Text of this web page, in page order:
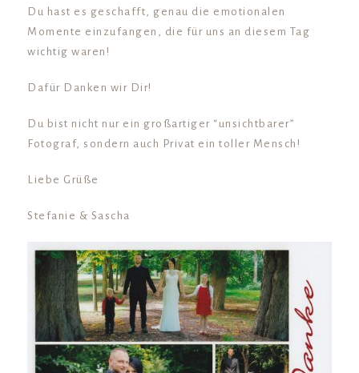
Du hast es geschafft, genau die emotionalen
Momente einzufangen, die für uns an diesem Tag
wichtig waren!
Dafür Danken wir Dir!
Du bist nicht nur ein großartiger “unsichtbarer”
Fotograf, sondern auch Privat ein toller Mensch!
Liebe Grüße
Stefanie & Sascha